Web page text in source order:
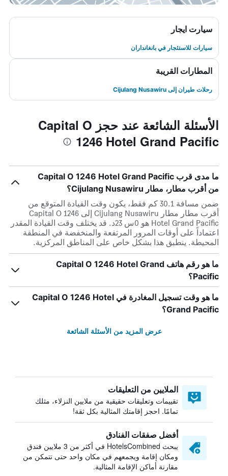
سيارت ايجار
سيارات للاستئجار في بانغانداران
المطارات القريبة
رحلات طيران إلى Cijulang Nusawiru
الأسئلة الشائعة عند حجز Capital O
1246 Hotel Grand Pacific
ما مدى قرب Capital O 1246 Hotel Grand Pacific
من أقرب مطار، مطار Cijulang Nusawiru؟
ضمن مسافة 30.1 كم فقط، يكون وقت القيادة المتوقع من
أقرب مطار مطار Cijulang Nusawiru إلى Capital O 1246
Hotel Grand Pacific هو 0س 23د. قد يختلف وقت القيادة المقدر
اعتماداً على أوقات المرور المرتفعة والمنخفضة في المنطقة
المحيطة. ينطبق هذا بشكل خاص على المناطق المركزية.
ما هو رقم هاتف Capital O 1246 Hotel Grand
Pacific؟
ما هو وقت تسجيل المغادرة في Capital O 1246 Hotel
Grand Pacific؟
عرض المزيد من الأسئلة الشائعة
الملايين من التعليقات
تقييمات وتعليقات حقيقية من ملايين النزلاء، مثلك
تمامًا. احجز إقامتك المثالية بكل ثقة!
أفضل صفقات الفنادق
يبحث HotelsCombined في أكثر من 3 ملايين فندق
ومكان إقامة ويجمعهم في مكان واحد حتى تتمكن من
مقارنة أماكن الإقامة المثالية.